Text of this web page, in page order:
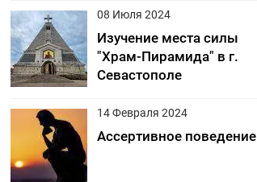
08 Июля 2024
Изучение места силы
"Храм-Пирамида" в г.
Севастополе
14 Февраля 2024
Ассертивное поведение